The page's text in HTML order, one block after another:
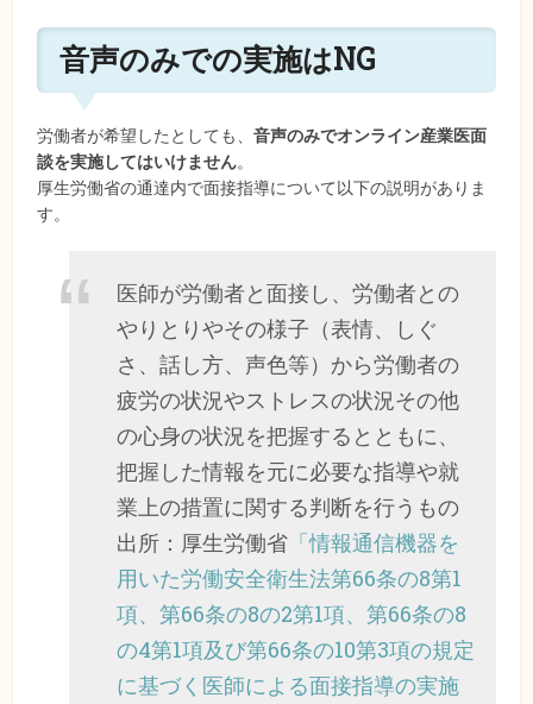
音声のみでの実施はNG
労働者が希望したとしても、音声のみでオンライン産業医面
談を実施してはいけません。
厚生労働省の通達内で面接指導について以下の説明がありま
す。
医師が労働者と面接し、労働者との
やりとりやその様子（表情、しぐ
さ、話し方、声色等）から労働者の
疲労の状況やストレスの状況その他
の心身の状況を把握するとともに、
把握した情報を元に必要な指導や就
業上の措置に関する判断を行うもの
出所：厚生労働省 「情報通信機器を
用いた労働安全衛生法第66条の8第1
項、第66条の8の2第1項、第66条の8
の4第1項及び第66条の10第3項の規定
に基づく医師による面接指導の実施